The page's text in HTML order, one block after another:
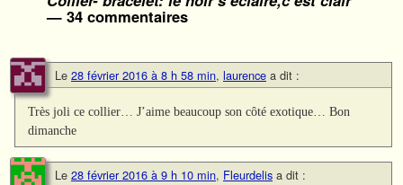
— 34 commentaires
Le 28 février 2016 à 8 h 58 min, laurence a dit :
Très joli ce collier… J’aime beaucoup son côté exotique… Bon
dimanche
Le 28 février 2016 à 9 h 10 min, Fleurdelis a dit :